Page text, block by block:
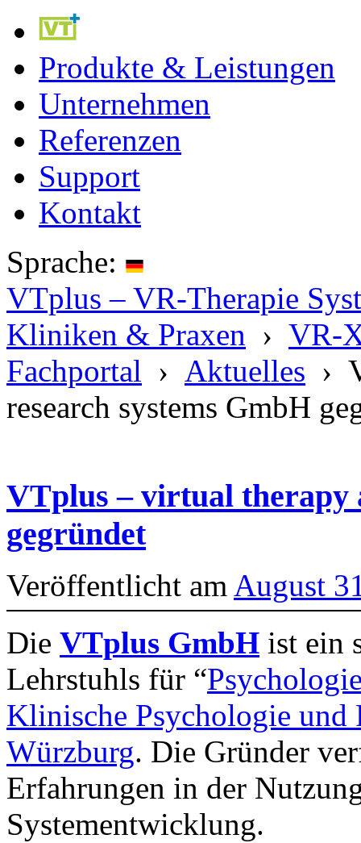
Produkte & Leistungen
Unternehmen
Referenzen
Support
Kontakt
Sprache:
VTplus – VR-Therapie
Kliniken & Praxen › VR-
Fachportal › Aktuelles ›
research systems GmbH
VTplus – virtual therapy
gegründet
Veröffentlicht am August
Die VTplus GmbH ist ein
Lehrstuhls für “
Klinische Psychologie und
Würzburg. Die Gründer
Erfahrungen in der
Systementwicklung.